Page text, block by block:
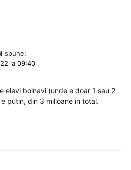
spune:
la 09:40
elevi bolnavi (unde e doar 1 sau 2
putin, din 3 milioane in total.